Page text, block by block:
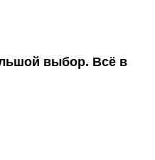
выбор. Всё в